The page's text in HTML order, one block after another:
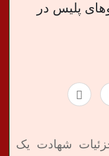
پلیس در
شهادت یک